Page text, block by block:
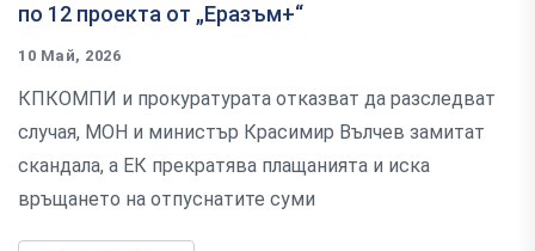
по 12 проекта от „Еразъм+“
10 Май, 2026
КПКОМПИ и прокуратурата отказват да разследват
случая, МОН и министър Красимир Вълчев замитат
скандала, а ЕК прекратява плащанията и иска
връщането на отпуснатите суми